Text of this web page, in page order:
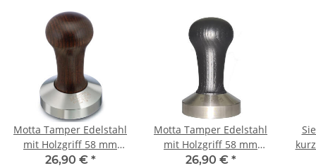
Motta Tamper Edelstahl
mit Holzgriff 58 mm
braun flat
26,90 € *
Motta Tamper Edelstahl
mit Holzgriff 58 mm
schwarz flat
26,90 € *